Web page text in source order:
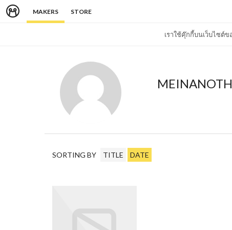
MAKERS STORE
เราใช้คุ๊กกี้บนเว็บไซต์
SORTING BY TITLE DATE